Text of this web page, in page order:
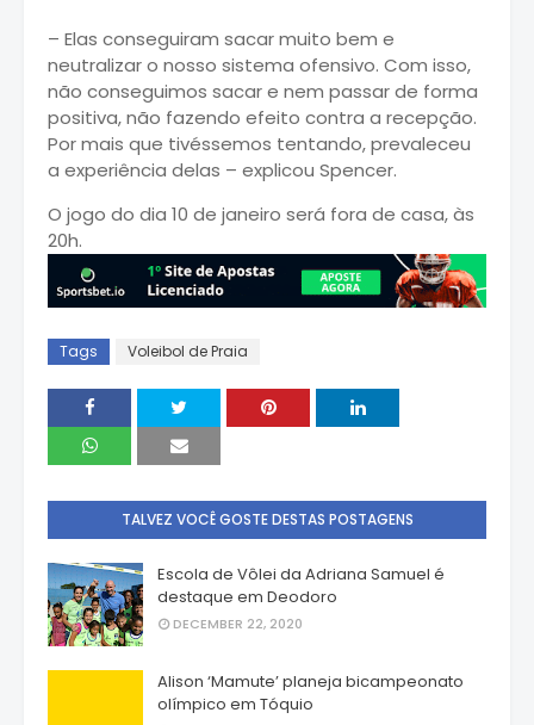
– Elas conseguiram sacar muito bem e
neutralizar o nosso sistema ofensivo. Com isso,
não conseguimos sacar e nem passar de forma
positiva, não fazendo efeito contra a recepção.
Por mais que tivéssemos tentando, prevaleceu
a experiência delas – explicou Spencer.
O jogo do dia 10 de janeiro será fora de casa, às
20h.
Tags Voleibol de Praia
TALVEZ VOCÊ GOSTE DESTAS POSTAGENS
Escola de Vôlei da Adriana Samuel é
destaque em Deodoro
DECEMBER 22, 2020
Alison ‘Mamute’ planeja bicampeonato
olímpico em Tóquio